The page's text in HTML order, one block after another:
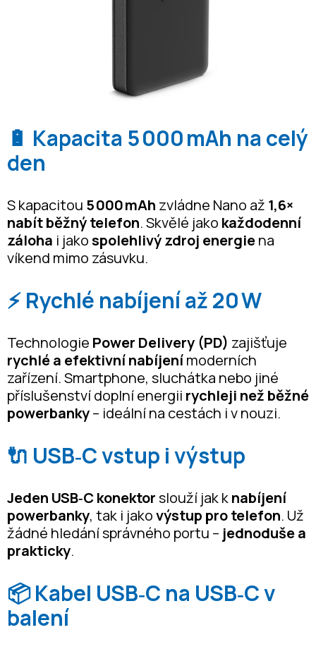
🔋 Kapacita 5 000 mAh na celý
den
S kapacitou 5 000 mAh zvládne Nano až 1,6×
nabít běžný telefon. Skvělé jako každodenní
záloha i jakospolehlivý zdroj energiena
víkend mimo zásuvku.
⚡ Rychlé nabíjení až 20 W
Technologie Power Delivery (PD) zajišťuje
rychlé a efektivní nabíjenímoderních
zařízení. Smartphone, sluchátka nebo jiné
příslušenství doplní energii rychleji než běžné
powerbanky– ideální na cestách i v nouzi.
🔌 USB‑C vstup i výstup
Jeden USB‑C konektorslouží jak knabíjení
powerbanky, tak i jakovýstup pro telefon. Už
žádné hledání správného portu – jednoduše a
prakticky.
📦 Kabel USB‑C na USB‑C v
balení